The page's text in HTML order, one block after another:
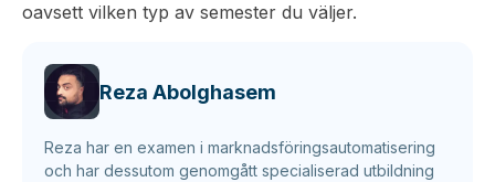
oavsett vilken typ av semester du väljer.
Reza Abolghasem
Reza har en examen i marknadsföringsautomatisering
och har dessutom genomgått specialiserad utbildning